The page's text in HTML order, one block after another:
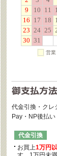
代金引換・クレ
Pay・NP後払い
代金引換
お買上1万円